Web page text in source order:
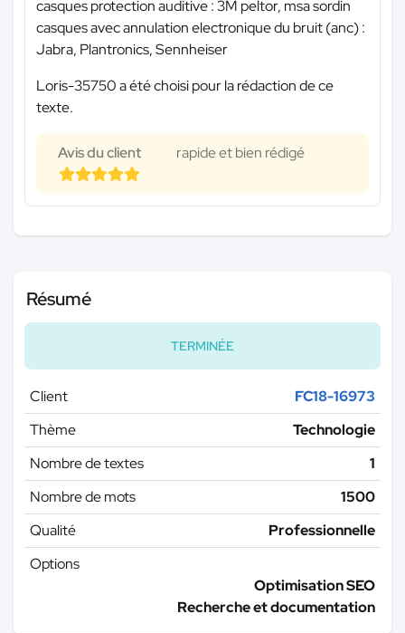
casques protection auditive : 3M peltor, msa sordin
casques avec annulation electronique du bruit (anc) :
Jabra, Plantronics, Sennheiser
Loris-35750 a été choisi pour la rédaction de ce
texte.
Avis du client rapide et bien rédigé
Résumé
TERMINÉE
Client
FC18-16973
Thème
Technologie
Nombre de textes
1
Nombre de mots
1500
Qualité
Professionnelle
Options
Optimisation SEO
Recherche et documentation